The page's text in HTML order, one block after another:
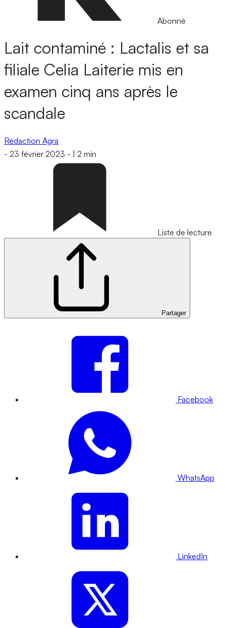
Abonné
Lait contaminé : Lactalis et sa
filiale Celia Laiterie mis en
examen cinq ans après le
scandale
Rédaction Agra
- 23 février 2023 - 2 min
Liste de lecture
Partager
Facebook
WhatsApp
LinkedIn